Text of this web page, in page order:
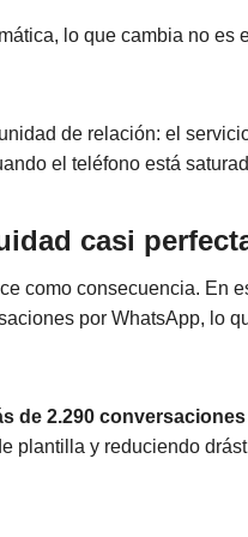
lo que cambia no es
de relación: el
el teléfono está
casi
como consecuencia. En
por WhatsApp, lo
de 2.290 conversaciones
plantilla y reduciendo